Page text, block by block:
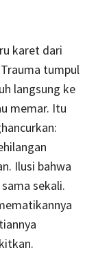
karet dari
tumpul
langsung ke
memar. Itu
Ilusi bahwa
sekali.